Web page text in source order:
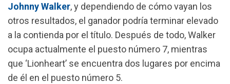
Johnny Walker, y dependiendo de cómo vayan los
otros resultados, el ganador podría terminar elevado
a la contienda por el título. Después de todo, Walker
ocupa actualmente el puesto número 7, mientras
que ‘Lionheart’ se encuentra dos lugares por encima
de él en el puesto número 5.